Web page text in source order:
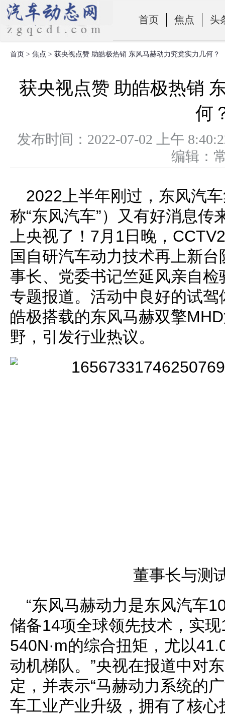
首页 焦点 头
零部件
首页 > 焦点 > 获央视点赞 助皓极热销 东风马赫动力究竟实力几何？
获央视点赞 助皓极热销
何
发布时间：2022-07-02 上午
编辑
2022上半年刚过，东风汽
称“东风汽车”）又有好消息
上央视了！7月1日晚，
国自研汽车动力技术再上新
事长、党委书记竺延风亲自
专题报道。活动中良好的试
皓极搭载的东风马赫双擎
野，引发行业热议。
董事长与测
“东风马赫动力是东风汽车
储备14项全球领先技术，实
540N·m的综合扭矩，尤以
动机梯队。”央视在报道中对
定，并表示“马赫动力系统的
车工业产业升级，拥有了核心